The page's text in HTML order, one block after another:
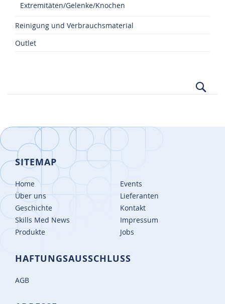
Extremitäten/Gelenke/Knochen
Reinigung und Verbrauchsmaterial
Outlet
SITEMAP
Home
Über uns
Geschichte
Skills Med News
Produkte
Events
Lieferanten
Kontakt
Impressum
Jobs
HAFTUNGSAUSSCHLUSS
AGB